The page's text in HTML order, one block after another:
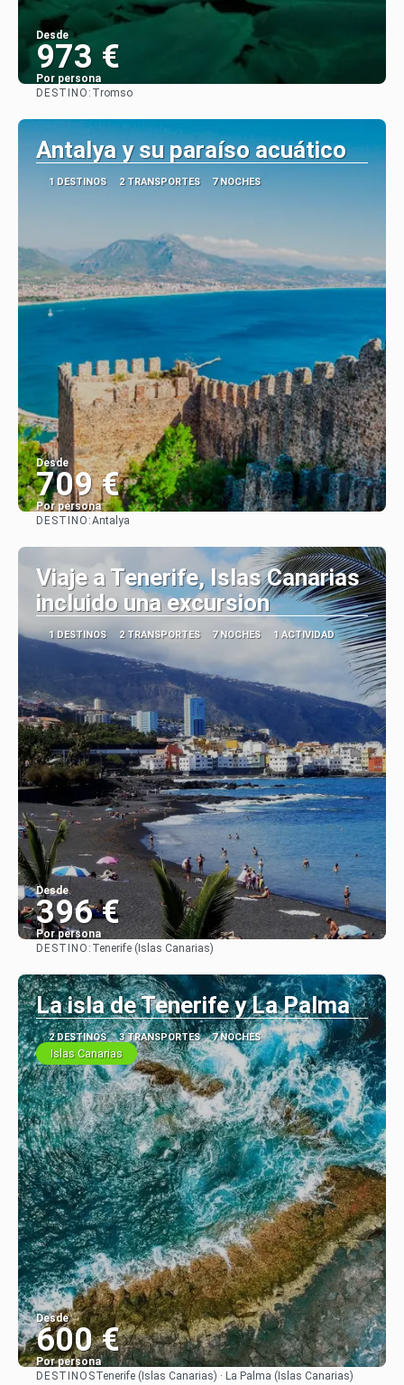
Desde
973 €
Por persona
DESTINO: Tromso
Antalya y su paraíso acuático
1 DESTINOS 2 TRANSPORTES 7 NOCHES
Desde
709 €
Por persona
DESTINO:Antalya
Viaje a Tenerife, Islas Canarias
incluido una excursion
1 DESTINOS 2 TRANSPORTES 7 NOCHES 1 ACTIVIDAD
Desde
396 €
Por persona
Ver
DESTINO: Tenerife (Islas Canarias)
La isla de Tenerife y La Palma
2 DESTINOS 3 TRANSPORTES 7 NOCHES
Islas Canarias
Desde
600 €
Por persona
DESTINOSTenerife (Islas Canarias) · La Palma (Islas Canarias)